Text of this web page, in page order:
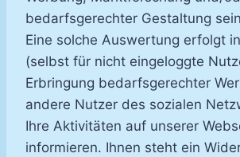
bedarfsgerechter Gestaltung
Eine solche Auswertung erfolgt
(selbst für nicht eingeloggte
Erbringung bedarfsgerechter
andere Nutzer des sozialen
Ihre Aktivitäten auf unserer
informieren. Ihnen steht ein